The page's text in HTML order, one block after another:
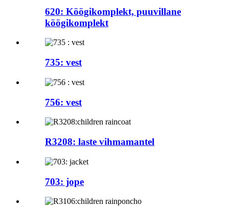
620: Köögikomplekt, puuvillane
köögikomplekt
735: vest
756: vest
R3208: laste vihmamantel
703: jope